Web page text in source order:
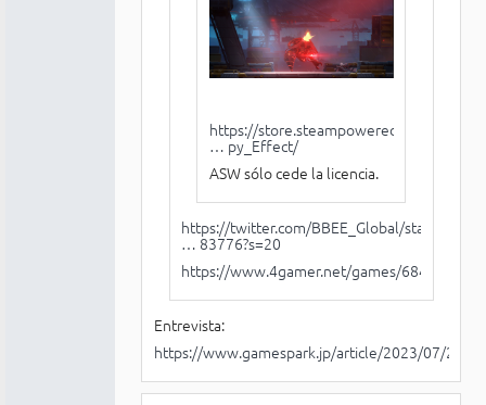
https://store.steampowered.com/app/
… py_Effect/
ASW sólo cede la licencia.
https://twitter.com/BBEE_Global/status/
… 83776?s=20
https://www.4gamer.net/games/684/
Entrevista:
https://www.gamespark.jp/article/2023/07/20/